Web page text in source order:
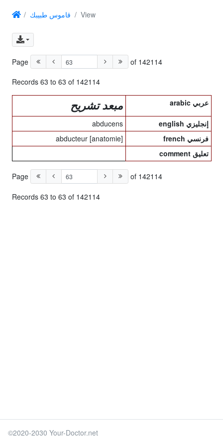
قاموس طبيبك View
Page of 142114
Records 63 to 63 of 142114
arabic عربي مبعد تشريح
english إنجليزي
abducens
french فرنسي
abducteur [anatomie]
comment تعليق
Page of 142114
Records 63 to 63 of 142114
©2020-2030 Your-Doctor.net